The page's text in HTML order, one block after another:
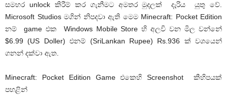
සමහර unlock කිරීම් කර ගැනීමට අමතර මුදලක් දැරිය යුතු වේ.
Microsoft Studios මගින් නිපදවා ඇති මෙම Minecraft: Pocket Edition
නම් game එක Windows Mobile Store හි අලවි වන මිල වන්නේ
$6.99 (US Doller) එනම් (SriLankan Rupee) Rs.936 ක් වශයෙන්
ගනන් දක්වා ඇත.
Minecraft: Pocket Edition Game එකෙහි Screenshot කීහිපයක්
පහළින්